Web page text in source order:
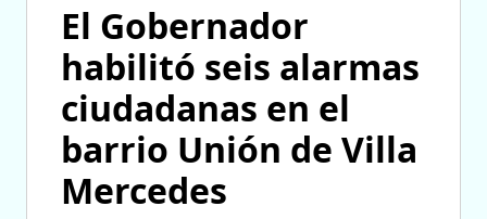
El Gobernador
habilitó seis alarmas
ciudadanas en el
barrio Unión de Villa
Mercedes